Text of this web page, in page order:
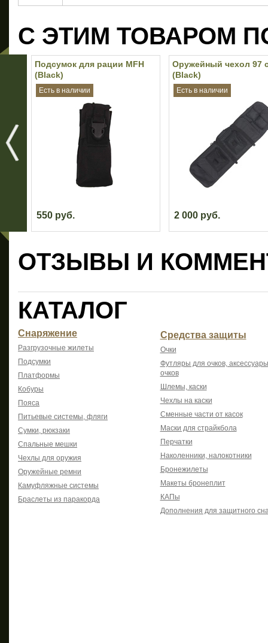
С ЭТИМ ТОВАРОМ
Подсумок для рации MFH
(Black)
Есть в наличии
550 руб.
Оружейный чехол 97
(Black)
Есть в наличии
2 000 руб.
ОТЗЫВЫ И
КАТАЛОГ
Снаряжение
Разгрузочные жилеты
Подсумки
Платформы
Кобуры
Пояса
Питьевые системы, фляги
Сумки, рюкзаки
Спальные мешки
Чехлы для оружия
Оружейные ремни
Камуфляжные системы
Браслеты из паракорда
Средства защиты
Очки
Футляры для очков,
очков
Шлемы, каски
Чехлы на каски
Сменные части от касок
Маски для страйкбола
Перчатки
Наколенники, налокотники
Бронежилеты
Макеты бронеплит
КАПы
Дополнения для защитного